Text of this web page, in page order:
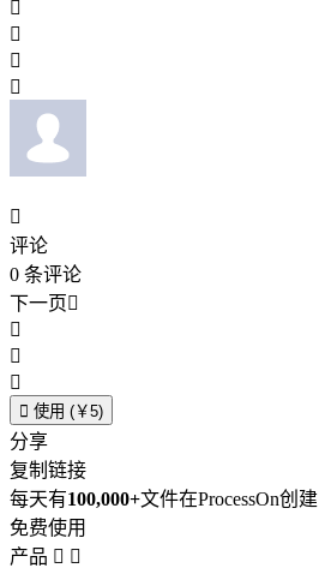





评论
0 条评论
下一页



 使用 (￥5)
分享
复制链接
每天有100,000+文件在ProcessOn创建
免费使用
产品  